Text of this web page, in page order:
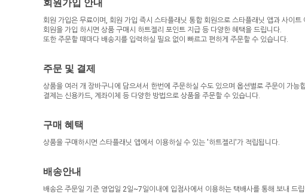
회원가입 안내
회원 가입은 무료이며, 회원 가입 즉시 스타플래닛 통합 회원으로 스타플래닛 앱과 사이트
회원을 가입 하시면 상품 구매시 하트젤리 포인트 지급 등 다양한 혜택을 드립니다.
또한 주문할 때마다 배송지를 입력하실 필요 없이 빠르고 편하게 주문할 수 있습니다.
주문 및 결제
상품을 여러 개 장바구니에 담으셔서 한번에 주문하실 수도 있으며 옵션별로 주문이 가능
결제는 신용카드, 계좌이체 등 다양한 방법으로 상품을 주문할 수 있습니다.
구매 혜택
상품을 구매하시면 스타플래닛 앱에서 이용하실 수 있는 '하트젤리'가 적립됩니다.
배송안내
배송은 주문일 기준 영업일 2일~7일이내에 입점사에서 이용하는 택배사를 통해 보내 드